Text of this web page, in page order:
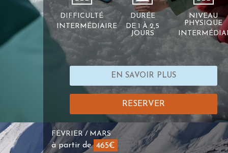
DIFFICULTÉ
INTERMÉDIAIRE
DURÉE
DE 1 À 2,5
JOURS
NIVEAU
PHYSIQUE
EN SAVOIR PLUS
RESERVER
FÉVRIER / MARS
à partir de 465€